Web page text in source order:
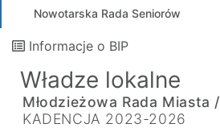
Nowotarska Rada Seniorów
Informacje o BIP
Władze lokalne
Młodzieżowa Rada Miasta /
KADENCJA 2023-2026